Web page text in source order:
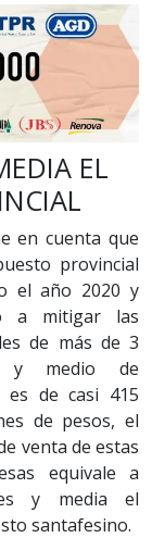
EL
en cuenta que
provincial
el año 2020 y
a mitigar las
de más de 3
y medio de
es de casi 415
de pesos, el
venta de estas
equivale a
y media el
santafesino.